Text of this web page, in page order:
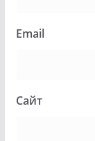
Email
Сайт